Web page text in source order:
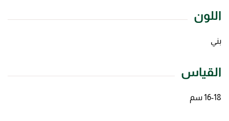
اللون
بني
القياس
16-18 سم